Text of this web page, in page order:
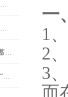
工业软水器的反洗原理及流量控制说明
不锈钢袋式过滤器的清洁消毒工作说明
WTS-2A水箱自洁消毒器在水景蓄水池上有哪些用途？
与纯水紫外线消毒器相关的几个“术语”解释
一
1
2
3
而